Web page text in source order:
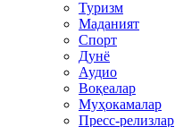
Туризм
Маданият
Спорт
Дунё
Аудио
Воқеалар
Муҳокамалар
Пресс-релизлар